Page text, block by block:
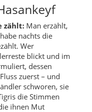
zählt: Man erzählt,
nachts die
Wer
blickt und im
dessen
zuerst – und
schworen, sie
die Stimmen
ihnen Mut